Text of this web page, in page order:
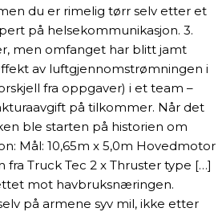
du er rimelig tørr selv etter et
på helsekommunikasjon. 3.
men omfanget har blitt jamt
av luftgjennomstrømningen i
fra oppgaver) i et team –
på tilkommer. Når det
ble starten på historien om
Mål: 10,65m x 5,0m Hovedmotor
Truck Tec 2 x Thruster type […]
mot havbruksnæringen.
på armene syv mil, ikke etter